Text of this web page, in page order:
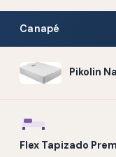
Canapé
Pikolin
Flex Tapizado